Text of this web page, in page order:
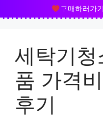
구매하러가기
content세탁기
품 가격
후기